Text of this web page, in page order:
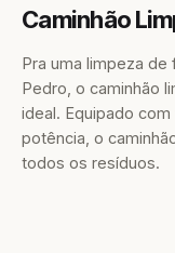
Caminhão
Pra uma limpeza
Pedro, o caminhão
ideal. Equipado
potência, o
todos os resíduos.